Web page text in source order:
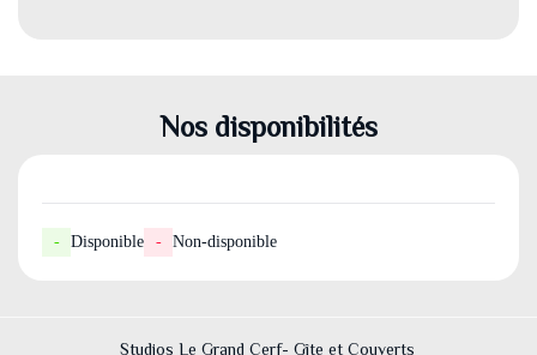
Nos disponibilités
- Disponible - Non-disponible
Studios Le Grand Cerf- Gîte et Couverts